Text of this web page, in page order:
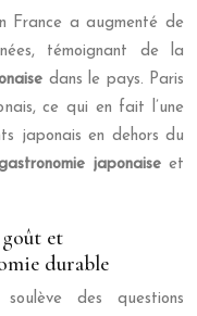
France a augmenté de
témoignant de la
dans le pays. Paris
ce qui en fait l’une
japonais en dehors du
japonaiseet
et
durable
des questions